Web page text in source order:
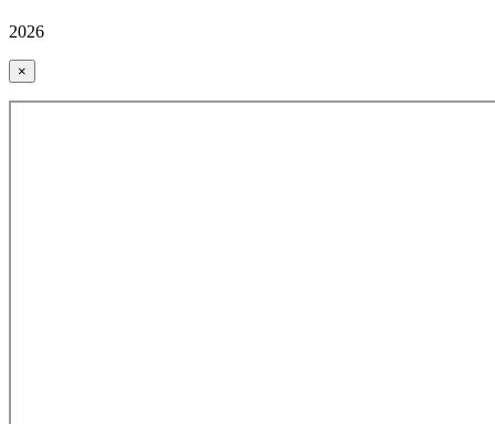
2026
×